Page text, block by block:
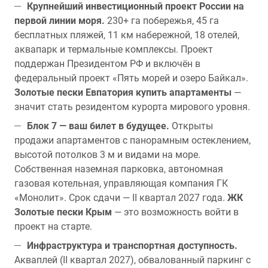
Крупнейший инвестиционный проект России на
первой линии моря. 230+ га побережья, 45 га
бесплатных пляжей, 11 км набережной, 18 отелей,
аквапарк и термальные комплексы. Проект
поддержан Президентом РФ и включён в
федеральный проект «Пять морей и озеро Байкал».
Золотые пески Евпатория купить апартаменты —
значит стать резидентом курорта мирового уровня.
Блок 7 — ваш билет в будущее. Открыты
продажи апартаментов с панорамным остеклением,
высотой потолков 3 м и видами на море.
Собственная наземная парковка, автономная
газовая котельная, управляющая компания ГК
«Монолит». Срок сдачи — II квартал 2027 года. ЖК
Золотые пески Крым — это возможность войти в
проект на старте.
Инфраструктура и транспортная доступность.
Акваплей (II квартал 2027), обвалованный паркинг с